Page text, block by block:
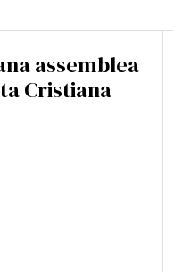
assemblea
Cristiana